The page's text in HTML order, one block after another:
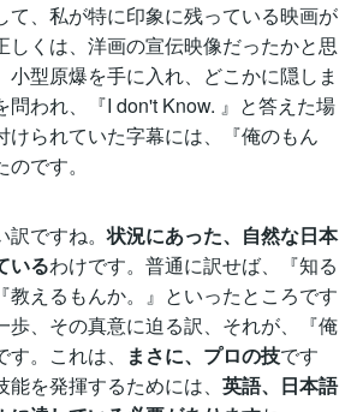
、私が特に印象に残っている映画が
しくは、洋画の宣伝映像だったかと思
小型原爆を手に入れ、どこかに隠しま
問われ、『I don't Know. 』と答えた場
けられていた字幕には、『俺のもん
です。
訳ですね。状況にあった、自然な日本
いるわけです。普通に訳せば、『知る
教えるもんか。』といったところです
歩、その真意に迫る訳、それが、『俺
。これは、
まさに、プロの技です
を発揮するためには、 英語、日本語